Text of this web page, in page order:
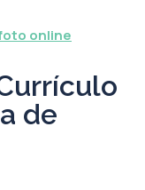
online
de